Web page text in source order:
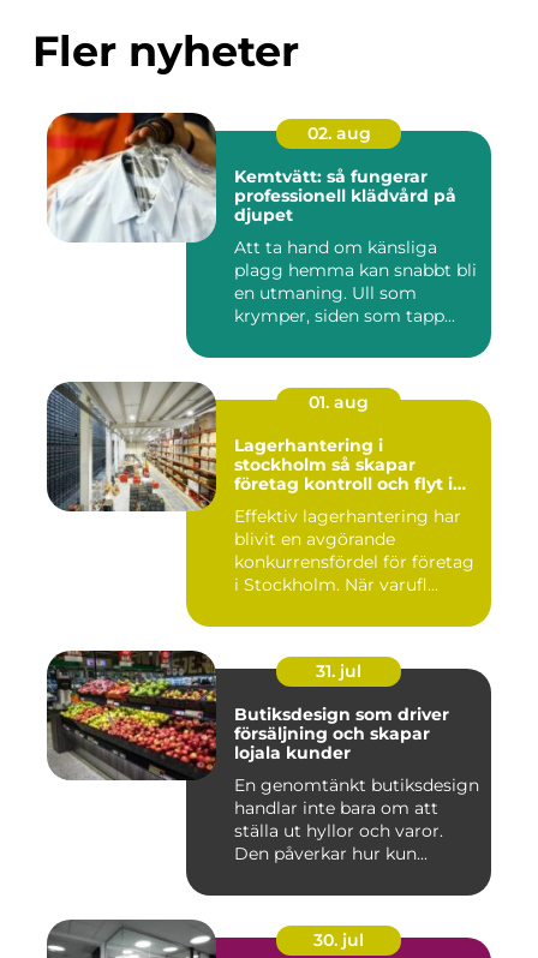
Fler nyheter
02. aug
Kemtvätt: så fungerar
professionell klädvård på
djupet
Att ta hand om känsliga
plagg hemma kan snabbt bli
en utmaning. Ull som
krymper, siden som tapp...
01. aug
Lagerhantering i
stockholm så skapar
företag kontroll och flyt i
Effektiv lagerhantering har
blivit en avgörande
konkurrensfördel för företag
i Stockholm. När varufl...
31. jul
Butiksdesign som driver
försäljning och skapar
lojala kunder
En genomtänkt butiksdesign
handlar inte bara om att
ställa ut hyllor och varor.
Den påverkar hur kun...
30. jul